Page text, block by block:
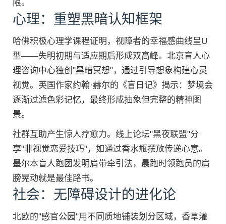
限。
心理：重塑黑暗认知框架
哈佛积极心理学课程证明，视障者的幸福感曲线呈U
型——失明初期与适应期后形成双高峰。北京盲人心
理咨询中心独创"黑暗冥想"，通过引导想象构建心灵
视觉。英国作家约翰·赫尔的《盲日记》揭示：梦境会
逐渐过滤色彩记忆，最终形成抽象但完整的精神图
景。
社群互助产生惊人疗愈力。线上论坛"黑夜联盟"分
享"非视觉恋爱技巧"，如通过香水瓶摆放传递心意。
墨尔本盲人跑团发明肩带牵引法，晨跑时领跑员的肩
膀晃动就是最佳路书。
社会：无障碍设计的进化论
北欧的"感官公园"用不同质地铺装划分区域，香草灌